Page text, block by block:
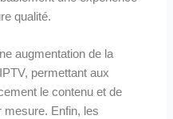
qualité.
augmentation de la
permettant aux
le contenu et de
Enfin, les